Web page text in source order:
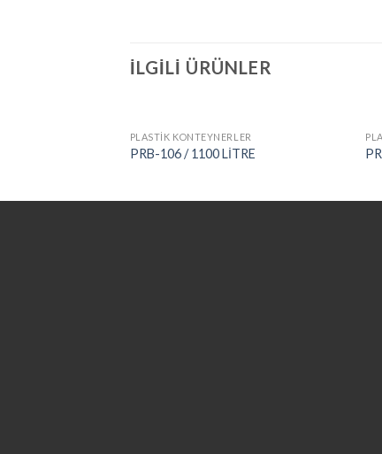
İLGILI ÜRÜNLER
PLASTİK KONTEYNERLER
PRB-106 / 1100 LİTRE